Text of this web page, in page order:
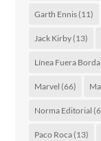
Garth Ennis(11)
Jack Kirby(13)
Línea Fuera Borda
Marvel (66)
Norma Editorial
Paco Roca(13)